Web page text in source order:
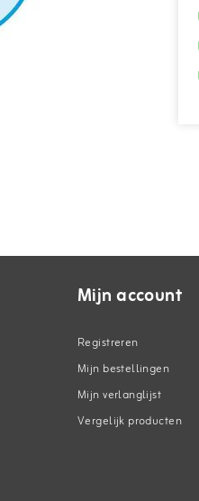
Mijn account
Registreren
Mijn bestellingen
Mijn verlanglijst
Vergelijk producten